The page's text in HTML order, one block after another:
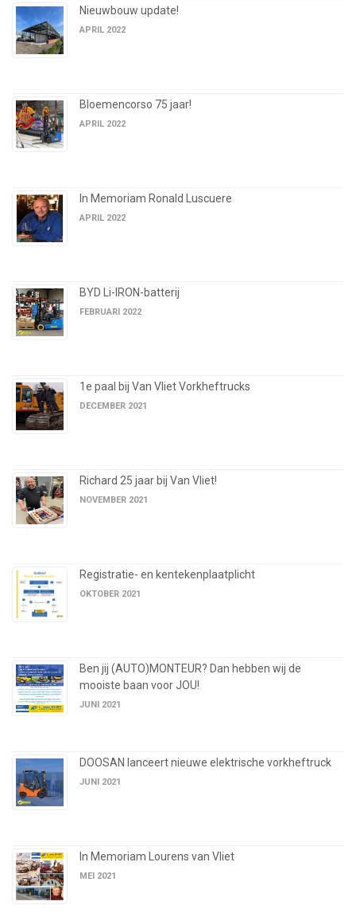
Nieuwbouw update!
APRIL 2022
Bloemencorso 75 jaar!
APRIL 2022
In Memoriam Ronald Luscuere
APRIL 2022
BYD Li-IRON-batterij
FEBRUARI 2022
1e paal bij Van Vliet Vorkheftrucks
DECEMBER 2021
Richard 25 jaar bij Van Vliet!
NOVEMBER 2021
Registratie- en kentekenplaatplicht
OKTOBER 2021
Ben jij (AUTO)MONTEUR? Dan hebben wij de
mooiste baan voor JOU!
JUNI 2021
DOOSAN lanceert nieuwe elektrische vorkheftruck
JUNI 2021
In Memoriam Lourens van Vliet
MEI 2021